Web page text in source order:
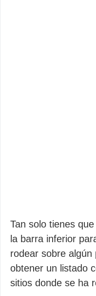
Tan solo tienes
la barra inferior
rodear sobre algún
obtener un listado
sitios donde se ha